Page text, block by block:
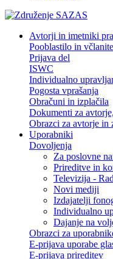
Avtorji in imetniki
Pooblastilo in
Prijava del
ISWC
Individualno
Pogosta vprašanja
Obračuni in izplačila
Dokumenti za
Obrazci za avtorje in
Uporabniki
Dovoljenja
Za poslovne
Prireditve in
Televizija -
Novi mediji
Izdajatelji
Individualno
Dajanje na
Obrazci za
E-prijava uporabe
E-prijava prireditev